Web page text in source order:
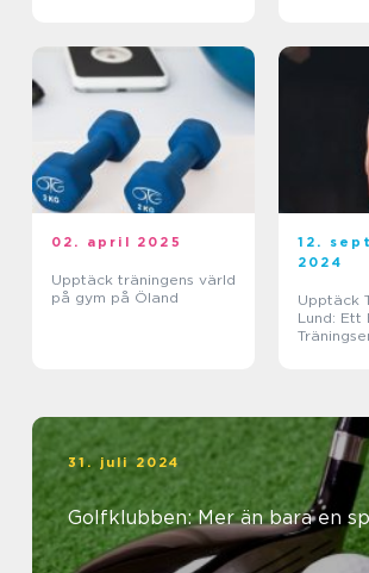
02. april 2025
Upptäck träningens värld
på gym på Öland
12.
2024
Upptäck
Lund:
31. juli 2024
Golfklubben: Mer än bara en